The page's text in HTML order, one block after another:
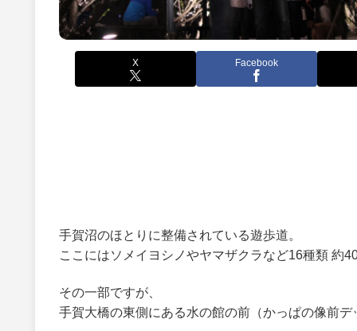
X Facebook
手賀沼のほとりに整備されている遊歩道。
ここにはソメイヨシノやヤマザクラなど16種類 約
その一部ですが、
手賀大橋の東側にある水の館の前（かっぱの像前